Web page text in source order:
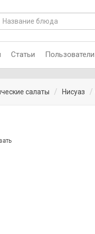
Статьи Пользователи
салаты Нисуаз